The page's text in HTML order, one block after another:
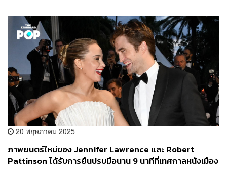
20 พฤษภาคม 2025
ภาพยนตร์ใหม่ของ Jennifer Lawrence และ Robert
Pattinson ได้รับการยืนปรบมือนาน 9 นาทีที่เทศกาลหนังเมือง